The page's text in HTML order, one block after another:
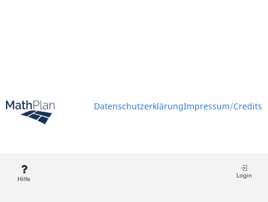
DatenschutzerklärungImpressum/Credits
Hilfe Login